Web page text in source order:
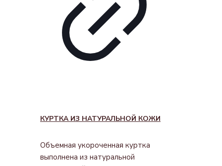
КУРТКА ИЗ НАТУРАЛЬНОЙ КОЖИ
Объемная укороченная куртка
выполнена из натуральной